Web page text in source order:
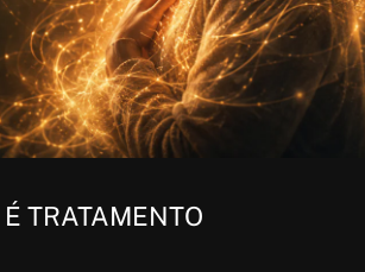
TRATAMENTO